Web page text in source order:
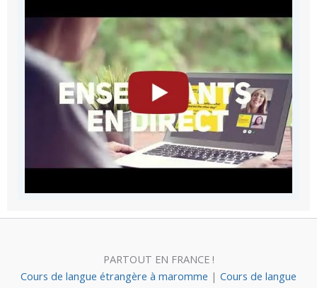
PARTOUT EN FRANCE !
Cours de langue étrangère à maromme | Cours de langue